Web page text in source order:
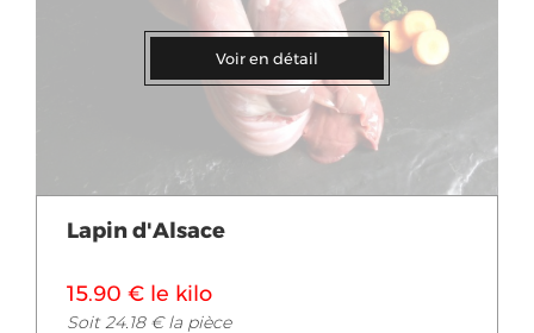
Voir en détail
Lapin d'Alsace
15.90 € le kilo
Soit 24.18 € la pièce